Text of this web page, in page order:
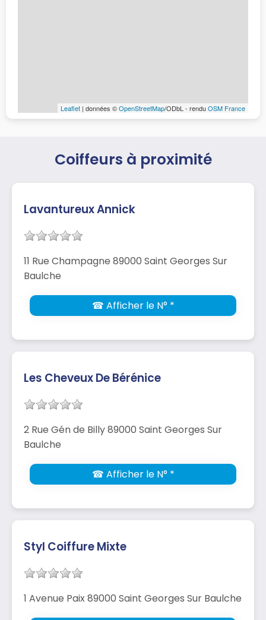
Leaflet | données ©OpenStreetMap/ODbL - renduOSM France
Coiffeurs à proximité
Lavantureux Annick
11 Rue Champagne 89000 Saint Georges Sur
Baulche
☎ Afficher le N° *
Les Cheveux De Bérénice
2 Rue Gén de Billy 89000 Saint Georges Sur
Baulche
☎ Afficher le N° *
Styl Coiffure Mixte
1 Avenue Paix 89000 Saint Georges Sur Baulche